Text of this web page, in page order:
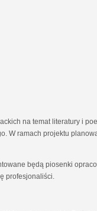
na temat literatury i
W ramach projektu
będą piosenki
profesjonaliści.